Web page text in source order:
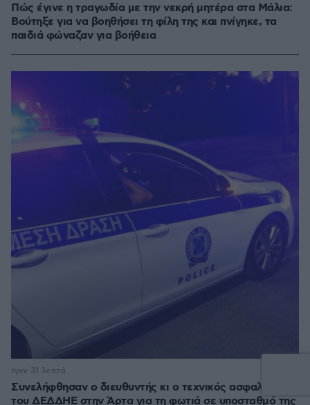
Πώς έγινε η τραγωδία με την νεκρή μητέρα στα Μάλια:
Βούτηξε για να βοηθήσει τη φίλη της και πνίγηκε, τα
παιδιά φώναζαν για βοήθεια
Συνελήφθησαν ο διευθυντής κι ο τεχνικός ασφαλείας
του ΔΕΔΔΗΕ στην Άρτα για τη φωτιά σε υποσταθμό της
πριν 31 λεπτά